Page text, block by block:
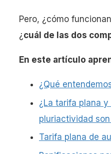
Pero, ¿cómo
¿ cuál de las dos
En este artículo
¿Qué
¿La tarifa plana
pluriactividad
Tarifa plana de